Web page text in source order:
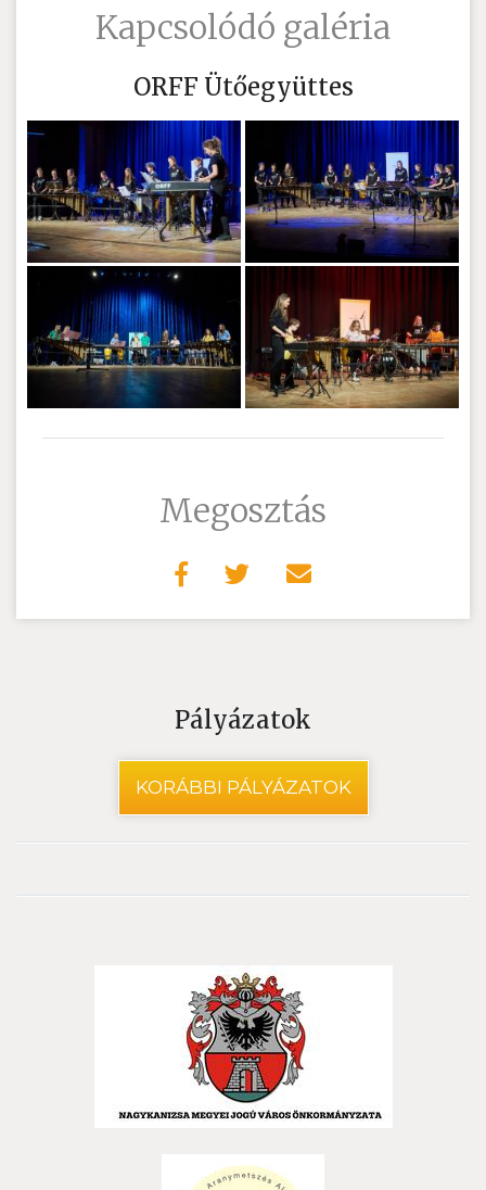
Kapcsolódó galéria
ORFF Ütőegyüttes
Megosztás
Pályázatok
KORÁBBI PÁLYÁZATOK